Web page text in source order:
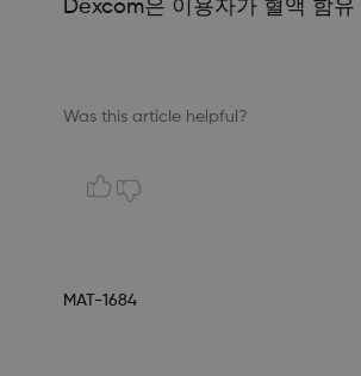
Dexcom은 이용자가 혈액 함
Was this article helpful?
MAT-1684